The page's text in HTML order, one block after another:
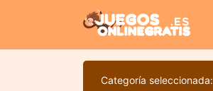
Categoría seleccionada: